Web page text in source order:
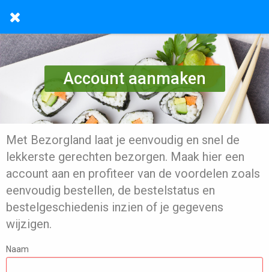
Account aanmaken
Met Bezorgland laat je eenvoudig en snel de
lekkerste gerechten bezorgen. Maak hier een
account aan en profiteer van de voordelen zoals
eenvoudig bestellen, de bestelstatus en
bestelgeschiedenis inzien of je gegevens
wijzigen.
Naam